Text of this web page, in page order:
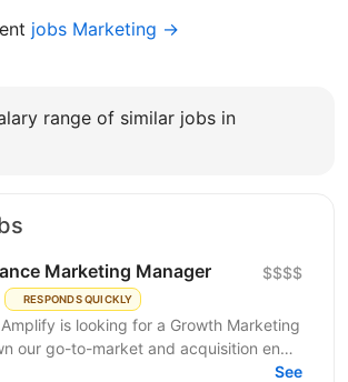
jobs Marketing →
range of similar jobs in
Marketing Manager
RESPONDS QUICKLY
$$$$
is looking for a Growth Marketing
our go-to-market and acquisition end
hands-on role for someone who...
See